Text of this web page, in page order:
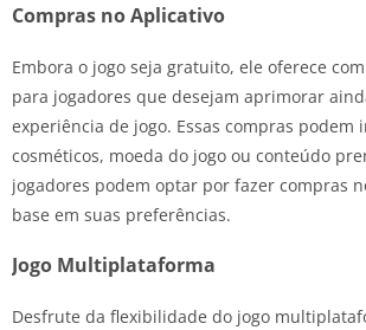
Compras no Aplicativo
Embora o jogo seja gratuito, ele oferece
para jogadores que desejam aprimorar
experiência de jogo. Essas compras podem
cosméticos, moeda do jogo ou conteúdo
jogadores podem optar por fazer compras
base em suas preferências.
Jogo Multiplataforma
Desfrute da flexibilidade do jogo